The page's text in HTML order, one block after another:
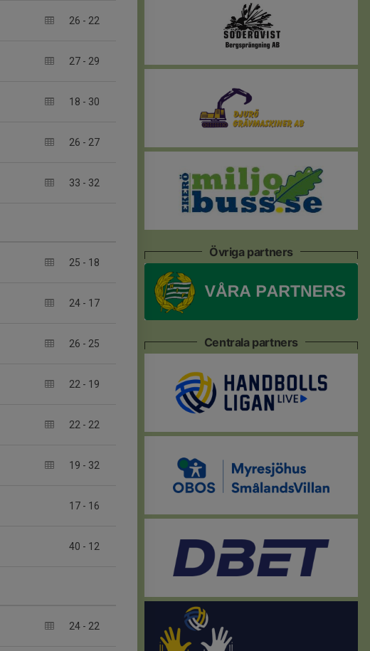
26 - 22
27 - 29
18 - 30
26 - 27
33 - 32
25 - 18
24 - 17
26 - 25
22 - 19
22 - 22
19 - 32
17 - 16
40 - 12
24 - 22
Övriga partners
Centrala partners